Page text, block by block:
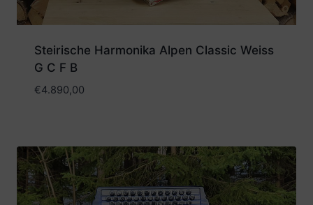
Steirische Harmonika Alpen Classic Weiss
G C F B
€4.890,00